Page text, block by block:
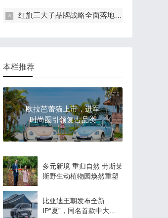
红旗三大子品牌战略全面落地 豪华出行生态进阶新篇章
本栏推荐
欧拉芭蕾猫上市，进军
时尚圈引领复古品类
多元新境 重归自然 劳斯莱
斯野生动植物园焕然重塑
比亚迪王朝发布全新
IP“夏”，同名首款中大型